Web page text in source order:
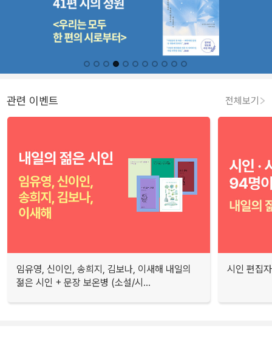
관련 이벤트 전체보기
임유영, 신이인, 송희지, 김보나, 이새해 내일의
젊은 시인 + 문장 보온병 (소설/시...
시인 편집